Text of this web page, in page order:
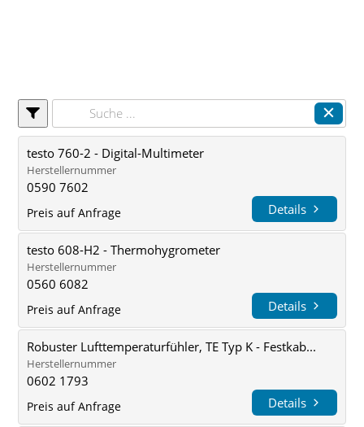
testo 760-2 - Digital-Multimeter
Herstellernummer
0590 7602
Preis auf Anfrage Details
testo 608-H2 - Thermohygrometer
Herstellernummer
0560 6082
Preis auf Anfrage Details
Robuster Lufttemperaturfühler, TE Typ K - Festkab...
Herstellernummer
0602 1793
Preis auf Anfrage Details